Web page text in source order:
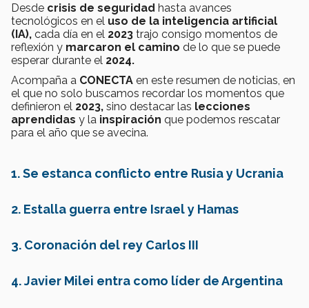
Desde crisis de seguridad hasta avances
tecnológicos en el uso de la inteligencia artificial
(IA), cada día en el 2023 trajo consigo momentos de
reflexión y marcaron el camino de lo que se puede
esperar durante el 2024.
Acompaña a CONECTA en este resumen de noticias, en
el que no solo buscamos recordar los momentos que
definieron el 2023, sino destacar las lecciones
aprendidas y la inspiración que podemos rescatar
para el año que se avecina.
1. Se estanca conflicto entre Rusia y Ucrania
2. Estalla guerra entre Israel y Hamas
3. Coronación del rey Carlos III
4. Javier Milei entra como líder de Argentina